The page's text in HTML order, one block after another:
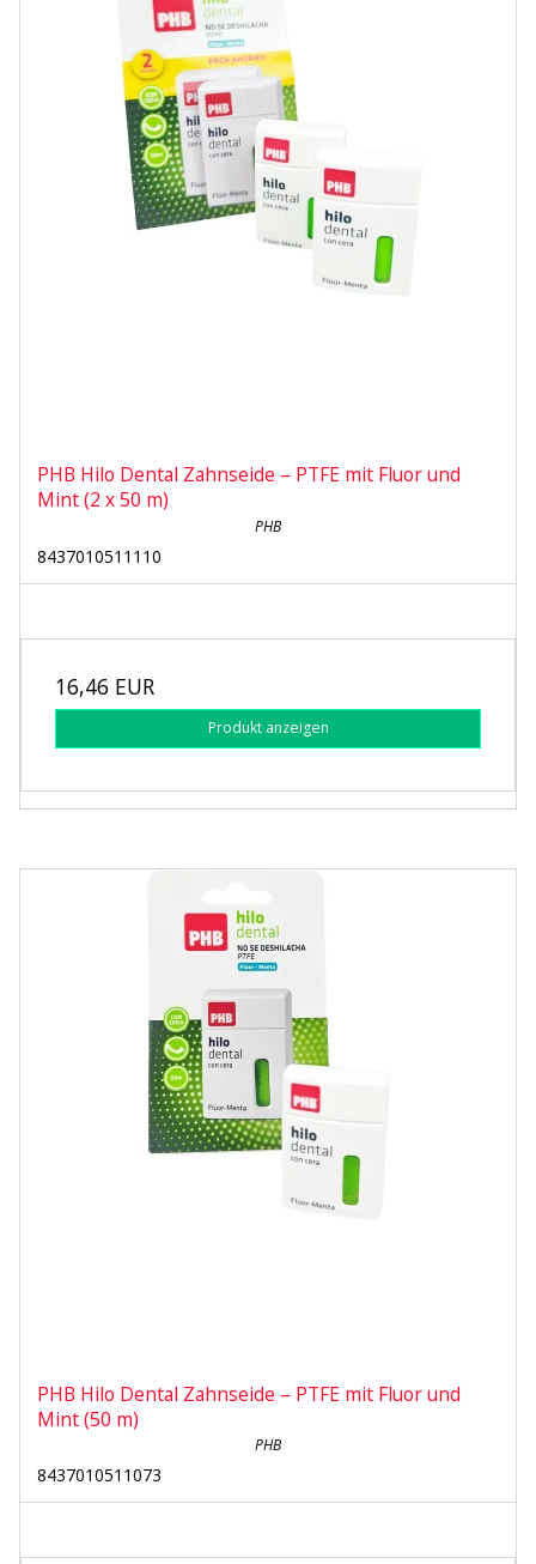
PHB Hilo Dental Zahnseide – PTFE mit Fluor und
Mint (2 x 50 m)
PHB
8437010511110
16,46 EUR
Produkt anzeigen
PHB Hilo Dental Zahnseide – PTFE mit Fluor und
Mint (50 m)
PHB
8437010511073